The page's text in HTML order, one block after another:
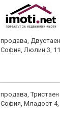
продава,
София, Люлин 3,
продава,
София, Младост 4,